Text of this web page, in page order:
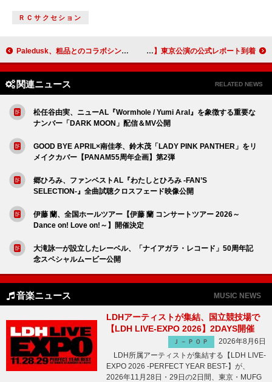
ＲＣサクセション
Paledusk、粗品とのコラボシングル「NO WAY!!」を配信リリース 1stアルバムの発売＆初全国ワンマンツアーも決定 lynch.、20周年プロジェクト第6弾【BLACK BEAUTY BEASTS】東京公演の公式レポート到着
関連ニュース RELATED NEWS
松任谷由実、ニューAL『Wormhole / Yumi AraI』を象徴する重要な
ナンバー「DARK MOON」配信＆MV公開
GOOD BYE APRIL×南佳孝、鈴木茂「LADY PINK PANTHER」をリ
メイクカバー【PANAM55周年企画】第2弾
郷ひろみ、ファンベストAL『わたしとひろみ -FAN’S
SELECTION-』全曲試聴クロスフェード映像公開
伊藤 蘭、全国ホールツアー【伊藤 蘭 コンサートツアー 2026～
Dance on! Love on!～】開催決定
大滝詠一が設立したレーベル、「ナイアガラ・レコード」50周年記
念スペシャルムービー公開
音楽ニュース MUSIC NEWS
LDHアーティストが集結、国立競技場で
【LDH LIVE-EXPO 2026】2DAYS開催
Ｊ－ＰＯＰ
2026年8月6日
LDH所属アーティストが集結する【LDH LIVE-
EXPO 2026 -PERFECT YEAR BEST-】が、
2026年11月28日・29日の2日間、東京・MUFG